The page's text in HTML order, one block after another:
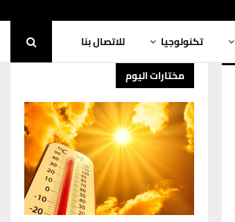
تكنولوجيا للاتصال بنا
مختارات اليوم